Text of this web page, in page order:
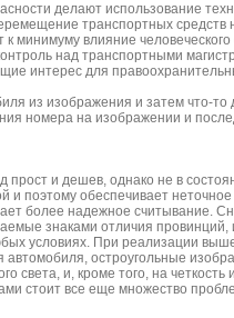
делают использование
транспортных средств
минимуму влияние
над транспортными
интерес для
из изображения и затем что-
номера на изображении и
и дешев, однако не в
и поэтому обеспечивает
более надежное считывание.
знаками отличия провинций,
условиях. При реализации
остроугольные
света, и, кроме того, на четкость
стоит все еще множество